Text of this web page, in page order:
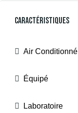
Caractéristiques
Air Conditionné
Équipé
Laboratoire